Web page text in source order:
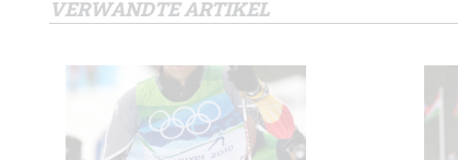
VERWANDTE ARTIKEL